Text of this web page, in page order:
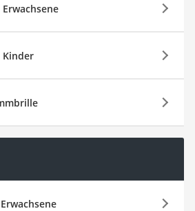
Kinder